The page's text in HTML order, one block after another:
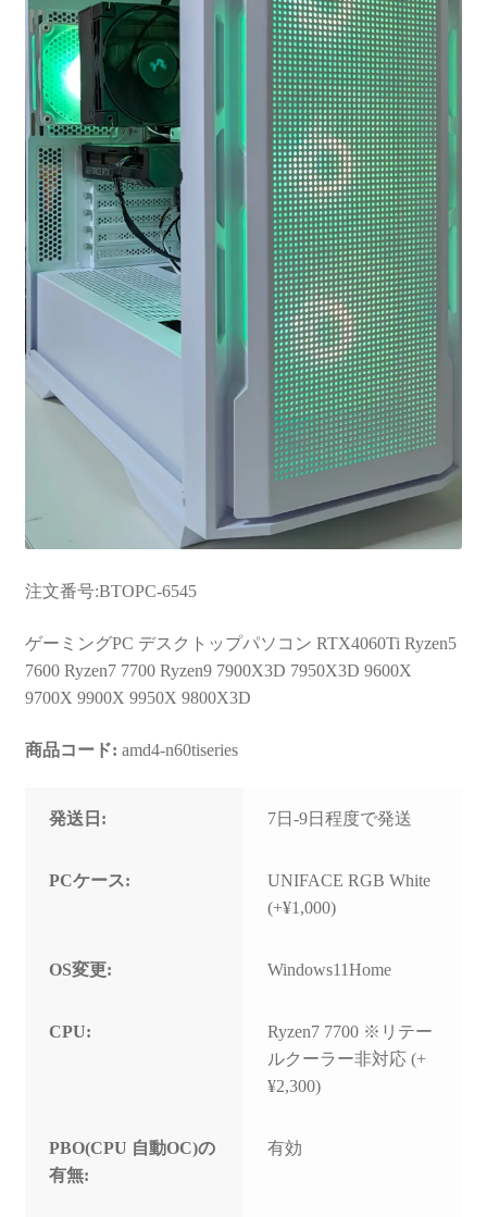
ご使用時にあたって
注文番号:BTOPC-6545
ゲーミングPC デスクトップパソコン RTX4060Ti Ryzen5
7600 Ryzen7 7700 Ryzen9 7900X3D 7950X3D 9600X
9700X 9900X 9950X 9800X3D
商品コード: amd4-n60tiseries
発送日: 7日-9日程度で発送
PCケース:
UNIFACE RGB White
(+¥1,000)
OS変更: Windows11Home
CPU:
Ryzen7 7700 ※リテー
ルクーラー非対応 (+
¥2,300)
PBO(CPU 自動OC)の
有無:
有効